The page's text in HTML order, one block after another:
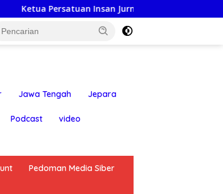
Jurnalis Nusantara: Hari Jadi Kabupaten Blitar
Jawa Tengah Jepara
Podcast video
Pedoman Media Siber